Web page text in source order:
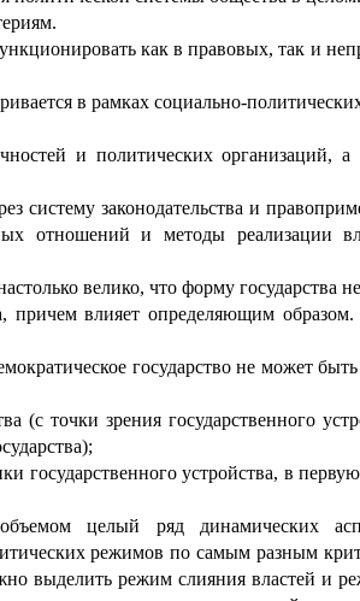
как в правовых, так и
в рамках социально-
и политических организаций, а
систему законодательства и
отношений и методы реализации
велико, что форму государства
влияет определяющим
государство не может
(с точки зрения государственного
государственного устройства, в
целый ряд динамических
режимов по самым разным
выделить режим слияния властей и